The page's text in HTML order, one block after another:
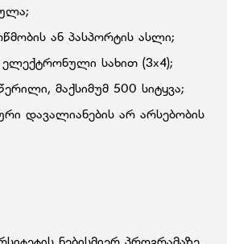
ან პასპორტის ასლი;
სახით (3x4);
მაქსიმუმ 500 სიტყვა;
დავალიანების არ არსებობის
ნებისმიერ პროგრამაზე